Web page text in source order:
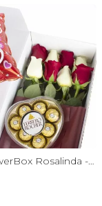
Pack FlowerBox Rosalinda - Caja con 8 rosas mix rojo y blanco, Ferrero Rocher corazón 100g y globo Te amo